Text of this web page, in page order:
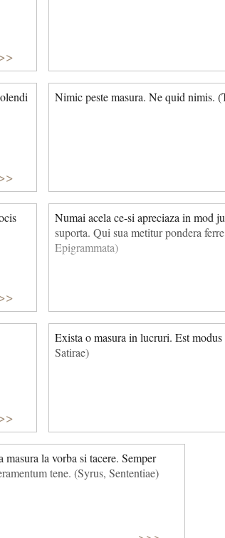
Nimic peste masura. Ne quid nimis.
Numai acela ce-si apreciaza in mod
suporta. Qui sua metitur pondera
Epigrammata)
Exista o masura in lucruri. Est
Satirae)
masura la vorba si tacere. Semper
tene. (Syrus, Sententiae)